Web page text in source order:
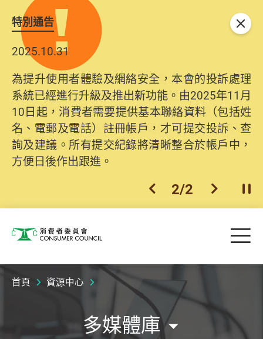
特別通告
2025.10.31
為提升使用者體驗及網絡安全，本會的投訴處理
系統已經進行升級及推出新功能。由2025年11月
10日起，消費者需要提供基本聯絡資料（包括姓
名、電郵及電話）註冊帳戶，才可提交投訴、查
詢及建議。所有提交紀錄將清晰整合於帳戶中，
方便日後作出跟進。
上一個
2/2 下一個開
關閉
消費者委員會 目
首頁 資源中心
多媒體庫